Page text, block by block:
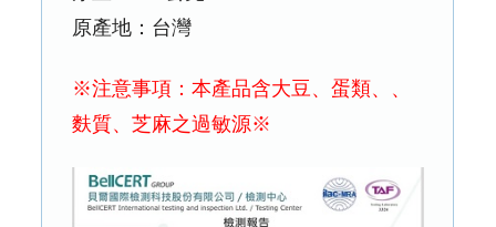
原產地：台灣
※注意事項：本產品含大豆、蛋類、、
麩質、芝麻之過敏源※